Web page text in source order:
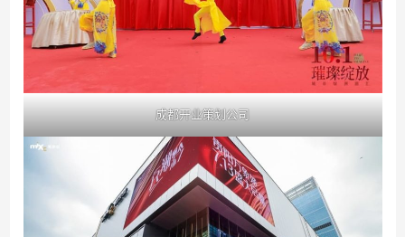
成都开业策划公司